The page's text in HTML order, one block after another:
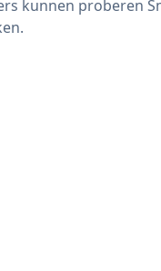
kunnen proberen